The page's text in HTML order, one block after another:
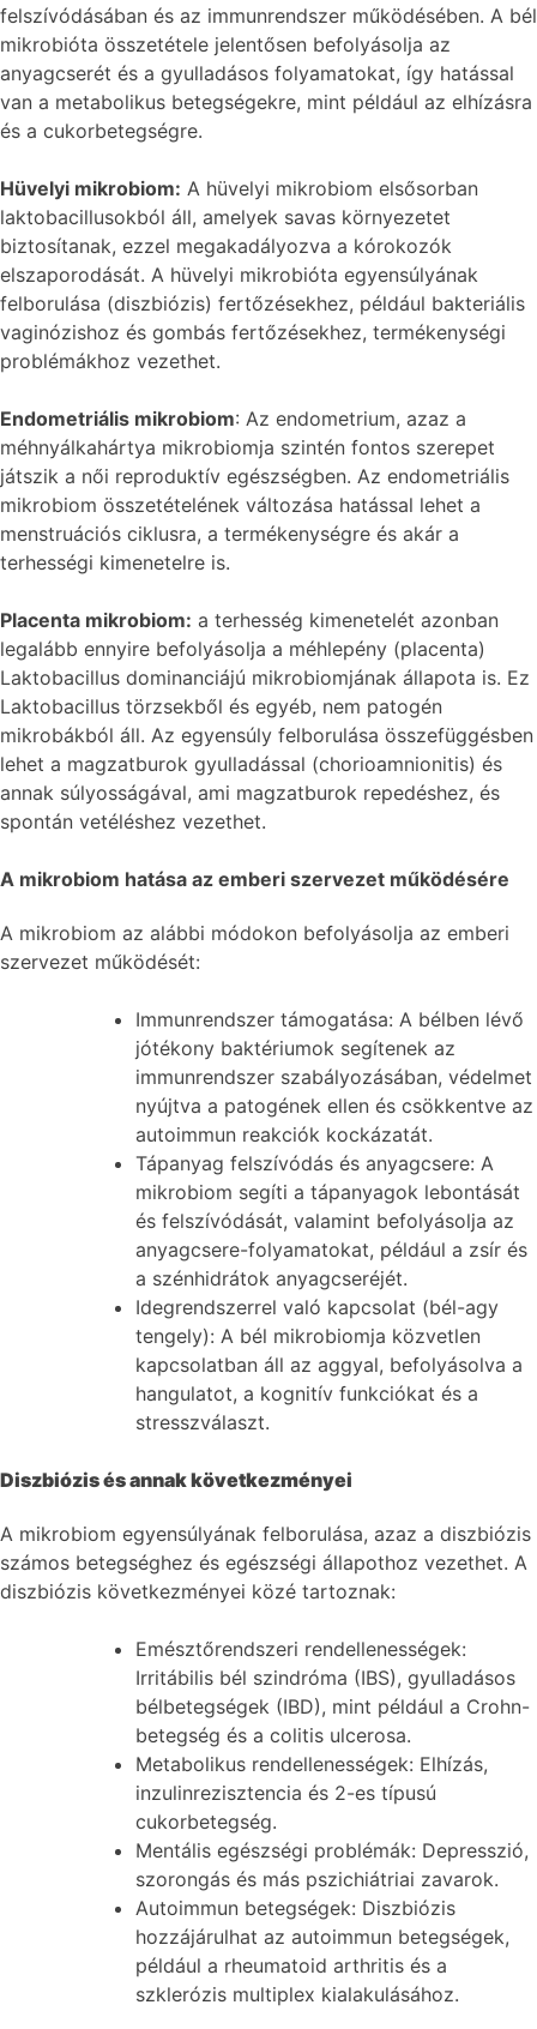
felszívódásában és az immunrendszer működésében. A bél
mikrobióta összetétele jelentősen befolyásolja az
anyagcserét és a gyulladásos folyamatokat, így hatással
van a metabolikus betegségekre, mint például az elhízásra
és a cukorbetegségre.
Hüvelyi mikrobiom: A hüvelyi mikrobiom elsősorban
laktobacillusokból áll, amelyek savas környezetet
biztosítanak, ezzel megakadályozva a kórokozók
elszaporodását. A hüvelyi mikrobióta egyensúlyának
felborulása (diszbiózis) fertőzésekhez, például bakteriális
vaginózishoz és gombás fertőzésekhez, termékenységi
problémákhoz vezethet.
Endometriális mikrobiom: Az endometrium, azaz a
méhnyálkahártya mikrobiomja szintén fontos szerepet
játszik a női reproduktív egészségben. Az endometriális
mikrobiom összetételének változása hatással lehet a
menstruációs ciklusra, a termékenységre és akár a
terhességi kimenetelre is.
Placenta mikrobiom: a terhesség kimenetelét azonban
legalább ennyire befolyásolja a méhlepény (placenta)
Laktobacillus dominanciájú mikrobiomjának állapota is. Ez
Laktobacillus törzsekből és egyéb, nem patogén
mikrobákból áll. Az egyensúly felborulása összefüggésben
lehet a magzatburok gyulladással (chorioamnionitis) és
annak súlyosságával, ami magzatburok repedéshez, és
spontán vetéléshez vezethet.
A mikrobiom hatása az emberi szervezet működésére
A mikrobiom az alábbi módokon befolyásolja az emberi
szervezet működését:
Immunrendszer támogatása: A bélben lévő
jótékony baktériumok segítenek az
immunrendszer szabályozásában, védelmet
nyújtva a patogének ellen és csökkentve az
autoimmun reakciók kockázatát.
Tápanyag felszívódás és anyagcsere: A
mikrobiom segíti a tápanyagok lebontását
és felszívódását, valamint befolyásolja az
anyagcsere-folyamatokat, például a zsír és
a szénhidrátok anyagcseréjét.
Idegrendszerrel való kapcsolat (bél-agy
tengely): A bél mikrobiomja közvetlen
kapcsolatban áll az aggyal, befolyásolva a
hangulatot, a kognitív funkciókat és a
stresszválaszt.
Diszbiózis és annak következményei
A mikrobiom egyensúlyának felborulása, azaz a diszbiózis
számos betegséghez és egészségi állapothoz vezethet. A
diszbiózis következményei közé tartoznak:
Emésztőrendszeri rendellenességek:
Irritábilis bél szindróma (IBS), gyulladásos
bélbetegségek (IBD), mint például a Crohn-
betegség és a colitis ulcerosa.
Metabolikus rendellenességek: Elhízás,
inzulinrezisztencia és 2-es típusú
cukorbetegség.
Mentális egészségi problémák: Depresszió,
szorongás és más pszichiátriai zavarok.
Autoimmun betegségek: Diszbiózis
hozzájárulhat az autoimmun betegségek,
például a rheumatoid arthritis és a
szklerózis multiplex kialakulásához.